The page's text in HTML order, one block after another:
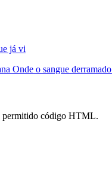
já vi
Onde o sangue
permitido código HTML.